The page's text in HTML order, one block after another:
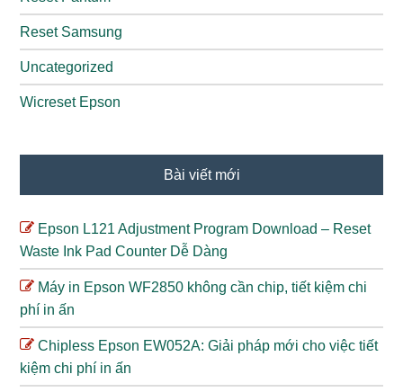
Reset Samsung
Uncategorized
Wicreset Epson
Bài viết mới
Epson L121 Adjustment Program Download – Reset
Waste Ink Pad Counter Dễ Dàng
Máy in Epson WF2850 không cần chip, tiết kiệm chi
phí in ấn
Chipless Epson EW052A: Giải pháp mới cho việc tiết
kiệm chi phí in ấn